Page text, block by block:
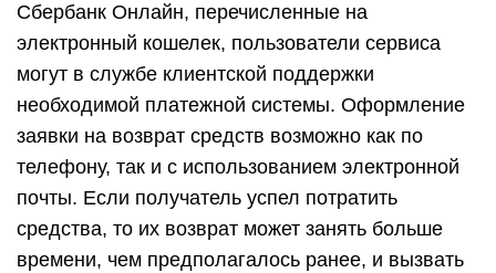
Сбербанк Онлайн, перечисленные на
электронный кошелек, пользователи сервиса
могут в службе клиентской поддержки
необходимой платежной системы. Оформление
заявки на возврат средств возможно как по
телефону, так и с использованием электронной
почты. Если получатель успел потратить
средства, то их возврат может занять больше
времени, чем предполагалось ранее, и вызвать